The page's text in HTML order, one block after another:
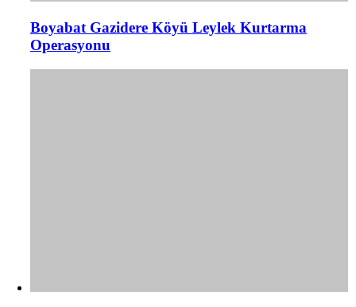
Boyabat Gazidere Köyü Leylek Kurtarma
Operasyonu